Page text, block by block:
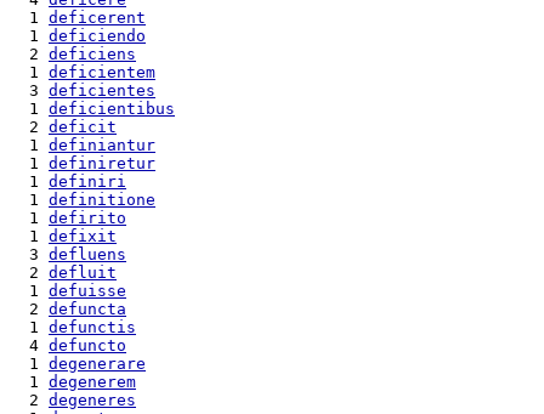
  1
deficerent
  1
deficiendo
  2
deficiens
  1
deficientem
  3
deficientes
  1
deficientibus
  2
deficit
  1
definiantur
  1
definiretur
  1
definiri
  1
definitione
  1
defirito
  1
defixit
  3
defluens
  2
defluit
  1
defuisse
  2
defuncta
  1
defunctis
  4
defuncto
  1
degenerare
  1
degenerem
  2
degeneres